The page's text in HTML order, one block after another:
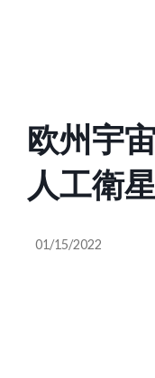
欧州宇
人工衛
バー攻
01/15/2022